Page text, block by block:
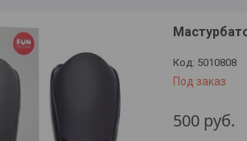
5010808
Под заказ
500 руб.